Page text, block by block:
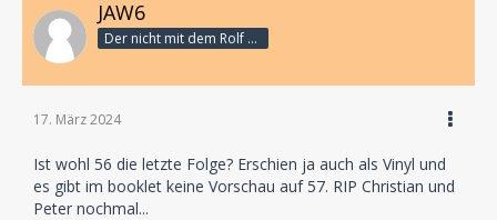
JAW6
Der nicht mit dem Rolf schranzt
17. März 2024
Ist wohl 56 die letzte Folge? Erschien ja auch als Vinyl und
es gibt im booklet keine Vorschau auf 57. RIP Christian und
Peter nochmal...